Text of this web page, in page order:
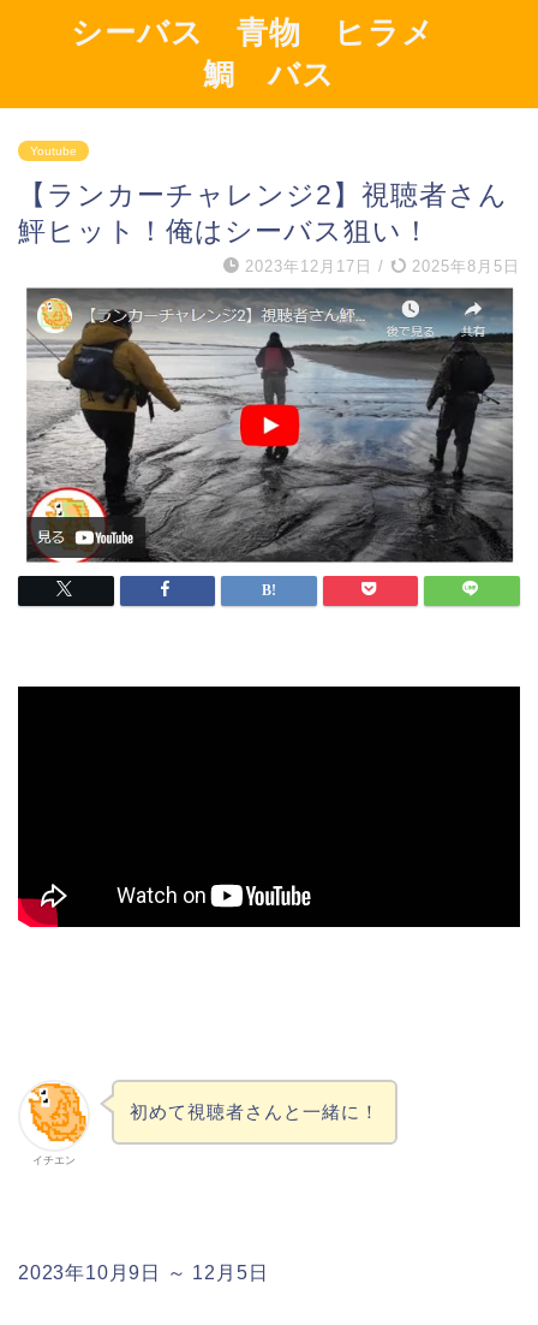
シーバス 青物 ヒラメ
鯛 バス
Youtube
【ランカーチャレンジ2】視聴者さん
鮃ヒット！俺はシーバス狙い！
2023年12月17日 / 2025年8月5日
イチエン
初めて視聴者さんと一緒に！
2023年10月9日 ～ 12月5日